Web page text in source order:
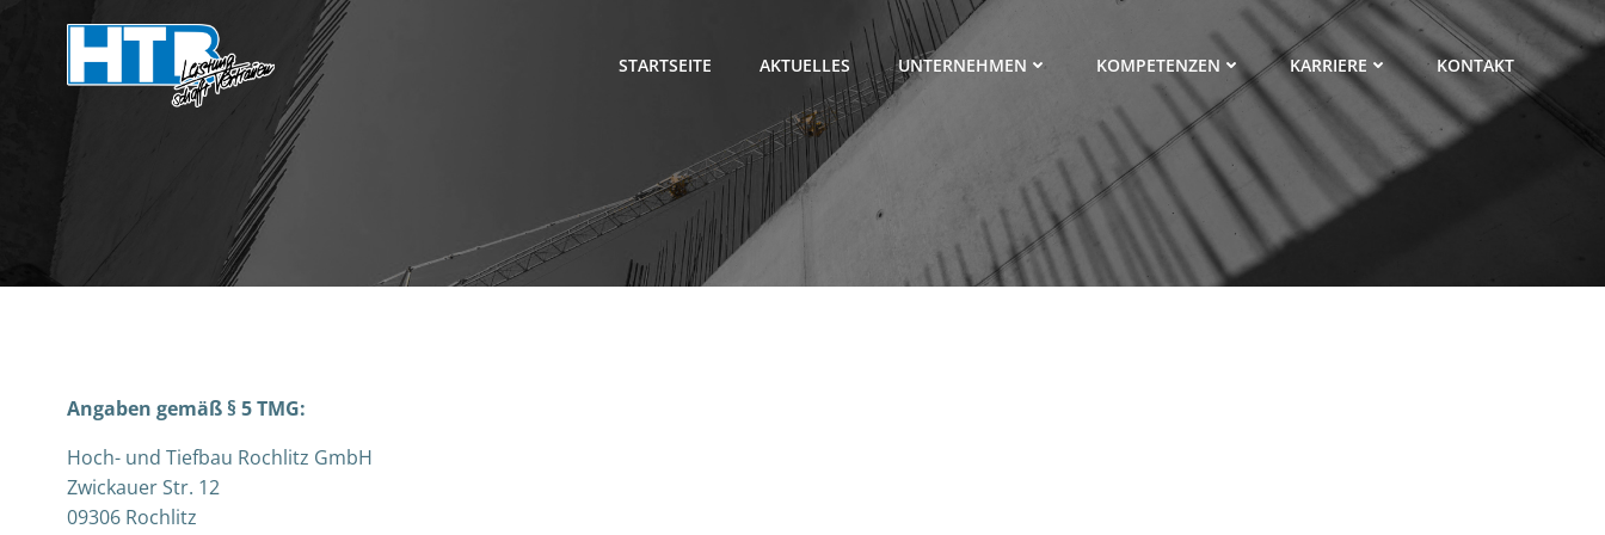
STARTSEITE AKTUELLES UNTERNEHMEN KOMPETENZEN KARRIERE KONTAKT
Angaben gemäß § 5 TMG:
Hoch- und Tiefbau Rochlitz GmbH
Zwickauer Str. 12
09306 Rochlitz